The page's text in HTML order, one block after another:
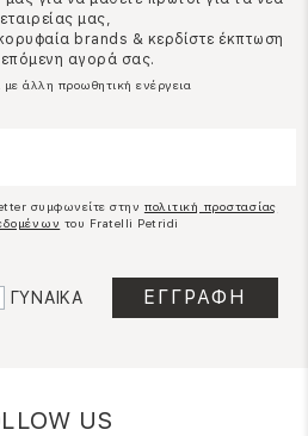
μας,
brands & κερδίστε έκπτωση
επόμενη αγορά σας.
με άλλη προωθητική ενέργεια
συμφωνείτε στην πολιτική προστασίας
του Fratelli Petridi
ΓΥΝΑΙΚΑ
US